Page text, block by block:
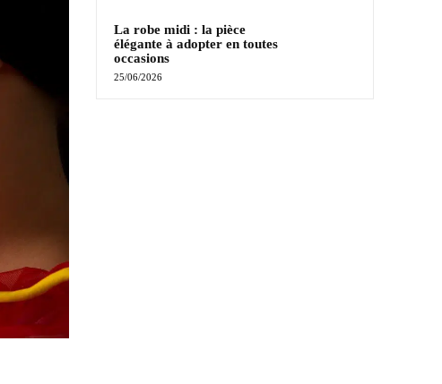
La robe midi : la pièce
élégante à adopter en toutes
occasions
25/06/2026